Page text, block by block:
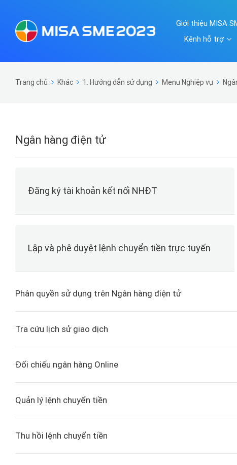
Giới thiệu MISA
Kênh hỗ trợ
Trang chủ Khác 1. Hướng dẫn sử dụng Menu Nghiệp vụ
Ngân hàng điện tử
Đăng ký tài khoản kết nối NHĐT
Lập và phê duyệt lệnh chuyển tiền trực tuyến
Phân quyền sử dụng trên Ngân hàng điện tử
Tra cứu lịch sử giao dịch
Đối chiếu ngân hàng Online
Quản lý lệnh chuyển tiền
Thu hồi lệnh chuyển tiền